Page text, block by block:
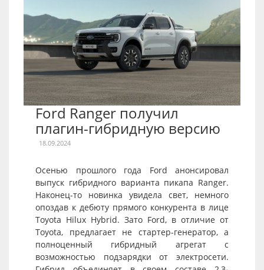
Ford Ranger получил
плагин-гибридную версию
18.09.2024
Осенью прошлого года Ford анонсировал
выпуск гибридного варианта пикапа Ranger.
Наконец-то новинка увидела свет, немного
опоздав к дебюту прямого конкурента в лице
Toyota Hilux Hybrid. Зато Ford, в отличие от
Toyota, предлагает не стартер-генератор, а
полноценный гибридный агрегат с
возможностью подзарядки от электросети.